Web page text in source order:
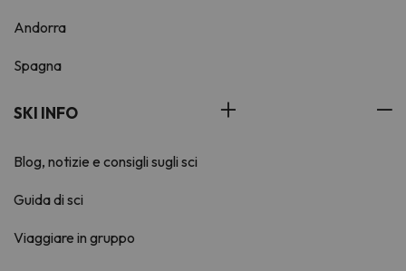
Andorra
Spagna
SKI INFO
Blog, notizie e consigli sugli sci
Guida di sci
Viaggiare in gruppo